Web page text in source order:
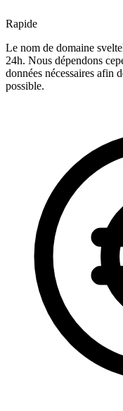
Rapide
Le nom de domaine
24h. Nous dépendons
données nécessaires afin
possible.